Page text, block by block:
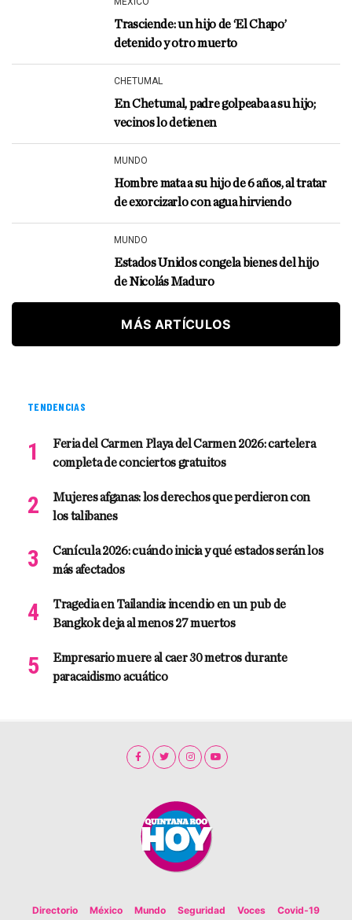
Trasciende: un hijo de ‘El Chapo’
detenido y otro muerto
CHETUMAL
En Chetumal, padre golpeaba a su hijo;
vecinos lo detienen
MUNDO
Hombre mata a su hijo de 6 años, al tratar
de exorcizarlo con agua hirviendo
MUNDO
Estados Unidos congela bienes del hijo
de Nicolás Maduro
MÁS ARTÍCULOS
TENDENCIAS
Feria del Carmen Playa del Carmen 2026: cartelera
completa de conciertos gratuitos
Mujeres afganas: los derechos que perdieron con
los talibanes
Canícula 2026: cuándo inicia y qué estados serán los
más afectados
Tragedia en Tailandia: incendio en un pub de
Bangkok deja al menos 27 muertos
Empresario muere al caer 30 metros durante
paracaidismo acuático
Directorio México Mundo Seguridad Voces Covid-19